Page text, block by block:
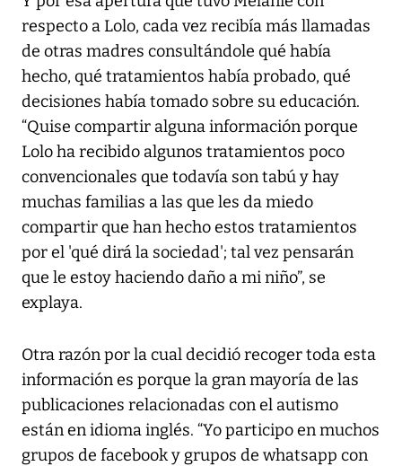
respecto a Lolo, cada vez recibía más llamadas
de otras madres consultándole qué había
hecho, qué tratamientos había probado, qué
decisiones había tomado sobre su educación.
“Quise compartir alguna información porque
Lolo ha recibido algunos tratamientos poco
convencionales que todavía son tabú y hay
muchas familias a las que les da miedo
compartir que han hecho estos tratamientos
por el 'qué dirá la sociedad'; tal vez pensarán
que le estoy haciendo daño a mi niño”, se
explaya.
Otra razón por la cual decidió recoger toda esta
información es porque la gran mayoría de las
publicaciones relacionadas con el autismo
están en idioma inglés. “Yo participo en muchos
grupos de facebook y grupos de whatsapp con